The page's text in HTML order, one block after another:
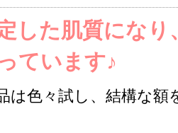
した肌質にな
ています♪
は色々試し、結構な